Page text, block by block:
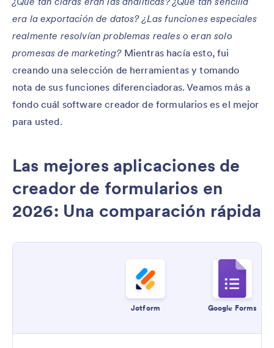
era la exportación de datos? ¿Las funciones especiales
realmente resolvían problemas reales o eran solo
promesas de marketing?Mientras hacía esto, fui
creando una selección de herramientas y tomando
nota de sus funciones diferenciadoras. Veamos más a
fondo cuál software creador de formularios es el mejor
para usted.
Las mejores aplicaciones de
creador de formularios en
2026: Una comparación rápida
Jotform Google Forms